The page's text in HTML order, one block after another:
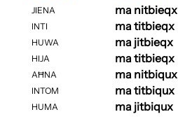
JIENA
INTI
HUWA
HIJA
AĦNA
INTOM
HUMA
ma nitbieqx
ma titbieqx
ma jitbieqx
ma titbieqx
ma nitbiqux
ma titbiqux
ma jitbiqux